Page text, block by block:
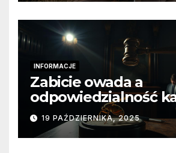
INFORMACJE
Zabicie owada a
odpowiedzialność
wygląda to w
19 PAŹDZIERNIKA, 2025